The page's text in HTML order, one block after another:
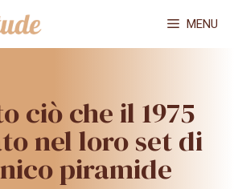
MENU
ciò che il 1975
nel loro set di
piramide